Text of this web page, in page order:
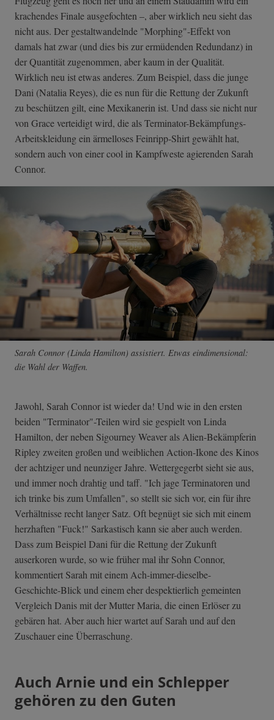
krachendes Finale ausgefochten –, aber wirklich neu sieht das
nicht aus. Der gestaltwandelnde "Morphing"-Effekt von
damals hat zwar (und dies bis zur ermüdenden Redundanz) in
der Quantität zugenommen, aber kaum in der Qualität.
Wirklich neu ist etwas anderes. Zum Beispiel, dass die junge
Dani (Natalia Reyes), die es nun für die Rettung der Zukunft
zu beschützen gilt, eine Mexikanerin ist. Und dass sie nicht nur
von Grace verteidigt wird, die als Terminator-Bekä­mpfungs-
Arbeits­kleidung ein ärmelloses Feinripp-Shirt gewählt hat,
sondern auch von einer cool in Kampfweste agierenden Sarah
Connor.
Sarah Connor (Linda Hamilton) assistiert. Etwas eindimensional:
die Wahl der Waffen.
Jawohl, Sarah Connor ist wieder da! Und wie in den ersten
beiden "Terminator"-Teilen wird sie gespielt von Linda
Hamilton, der neben Sigourney Weaver als Alien-Bekämpferin
Ripley zweiten großen und weiblichen Action-Ikone des Kinos
der achtziger und neunziger Jahre. Wettergegerbt sieht sie aus,
und immer noch drahtig und taff. "Ich jage Terminatoren und
ich trinke bis zum Umfallen", so stellt sie sich vor, ein für ihre
Verhältnisse recht langer Satz. Oft begnügt sie sich mit einem
herzhaften "Fuck!" Sarkastisch kann sie aber auch werden.
Dass zum Beispiel Dani für die Rettung der Zukunft
auserkoren wurde, so wie früher mal ihr Sohn Connor,
kommentiert Sarah mit einem Ach-immer-diese­lbe-
Geschichte-­Blick und einem eher despektierlich gemeinten
Vergleich Danis mit der Mutter Maria, die einen Erlöser zu
gebären hat. Aber auch hier wartet auf Sarah und auf den
Zuschauer eine Überraschung.
Auch Arnie und ein Schlepper
gehören zu den Guten